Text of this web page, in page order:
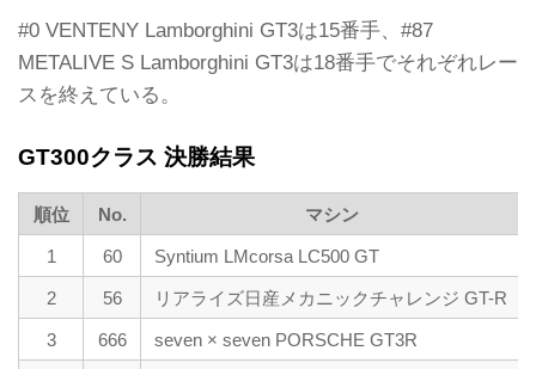
#0 VENTENY Lamborghini GT3は15番手、#87
METALIVE S Lamborghini GT3は18番手でそれぞれレー
スを終えている。
GT300クラス 決勝結果
順位 No. マシン
1 60 Syntium LMcorsa LC500 GT
2 56 リアライズ日産メカニックチャレンジ GT-R
3 666 seven × seven PORSCHE GT3R